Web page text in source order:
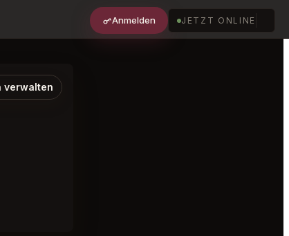
Anmelden JETZT ONLINE
verwalten